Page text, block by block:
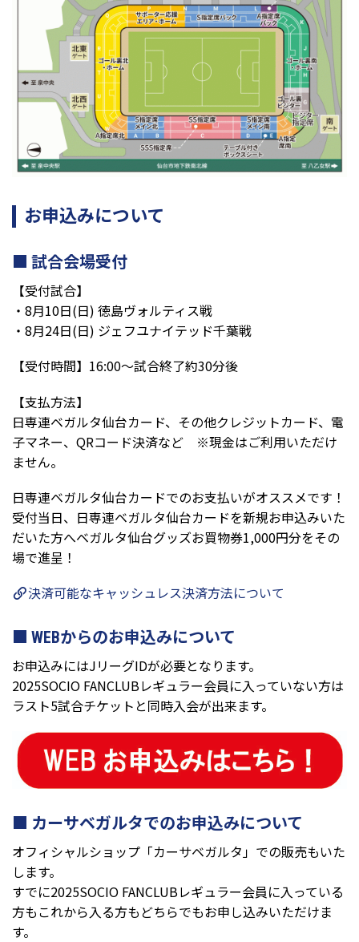
お申込みについて
試合会場受付
【受付試合】
・8月10日(日) 徳島ヴォルティス戦
・8月24日(日) ジェフユナイテッド千葉戦
【受付時間】16:00〜試合終了約30分後
【支払方法】
日専連ベガルタ仙台カード、その他クレジットカード、電
子マネー、QRコード決済など ※現金はご利用いただけ
ません。
日専連ベガルタ仙台カードでのお支払いがオススメです！
受付当日、日専連ベガルタ仙台カードを新規お申込みいた
だいた方へベガルタ仙台グッズお買物券1,000円分をその
場で進呈！
決済可能なキャッシュレス決済方法について
WEBからのお申込みについて
お申込みにはJリーグIDが必要となります。
2025SOCIO FANCLUBレギュラー会員に入っていない方は
ラスト5試合チケットと同時入会が出来ます。
カーサベガルタでのお申込みについて
オフィシャルショップ「カーサベガルタ」での販売もいた
します。
すでに2025SOCIO FANCLUBレギュラー会員に入っている
方もこれから入る方もどちらでもお申し込みいただけま
す。